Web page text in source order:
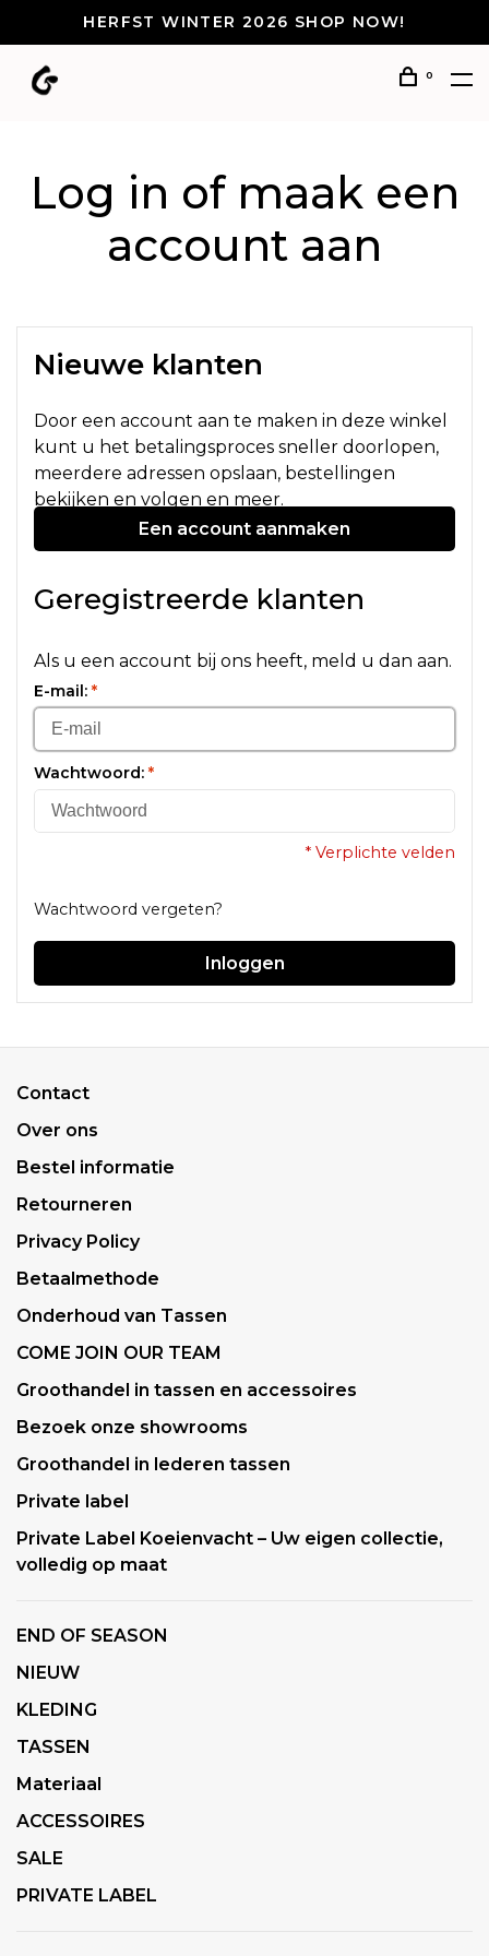
HERFST WINTER 2026 SHOP NOW!
0
Log in of maak een
account aan
Nieuwe klanten
Door een account aan te maken in deze winkel
kunt u het betalingsproces sneller doorlopen,
meerdere adressen opslaan, bestellingen
bekijken en volgen en meer.
Een account aanmaken
Geregistreerde klanten
Als u een account bij ons heeft, meld u dan aan.
E-mail: *
Wachtwoord: *
* Verplichte velden
Wachtwoord vergeten?
Inloggen
Contact
Over ons
Bestel informatie
Retourneren
Privacy Policy
Betaalmethode
Onderhoud van Tassen
COME JOIN OUR TEAM
Groothandel in tassen en accessoires
Bezoek onze showrooms
Groothandel in lederen tassen
Private label
Private Label Koeienvacht – Uw eigen collectie,
volledig op maat
END OF SEASON
NIEUW
KLEDING
TASSEN
Materiaal
ACCESSOIRES
SALE
PRIVATE LABEL